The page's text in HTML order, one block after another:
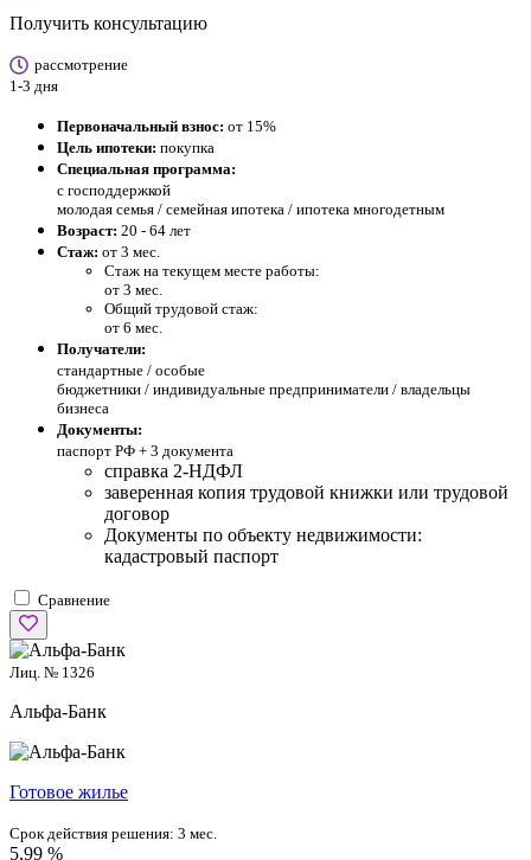
Получить консультацию
рассмотрение
1-3 дня
Первоначальный взнос: от 15%
Цель ипотеки: покупка
Специальная программа:
с господдержкой
молодая семья / семейная ипотека / ипотека многодетным
Возраст: 20 - 64 лет
Стаж: от 3 мес.
Стаж на текущем месте работы:
от 3 мес.
Общий трудовой стаж:
от 6 мес.
Получатели:
стандартные / особые
бюджетники / индивидуальные предприниматели / владельцы
бизнеса
Документы:
паспорт РФ + 3 документа
справка 2-НДФЛ
заверенная копия трудовой книжки или трудовой
договор
Документы по объекту недвижимости:
кадастровый паспорт
Сравнение
Лиц. № 1326
Альфа-Банк
Готовое жилье
Срок действия решения: 3 мес.
5,99 %